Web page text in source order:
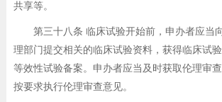
共享等。
第三十八条 临床试验开始前，申办者应当
理部门提交相关的临床试验资料，获得临床试
等效性试验备案。申办者应当及时获取伦理审
按要求执行伦理审查意见。